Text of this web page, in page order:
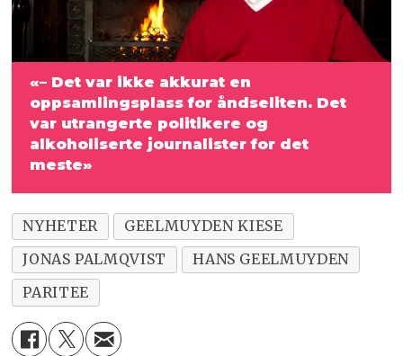
«– Det var ikke akkurat en
oppsamlingsplass for åndseliten. Det
var utrangerte politikere og
alkoholiserte journalister for det
meste»
NYHETER
GEELMUYDEN KIESE
JONAS PALMQVIST
HANS GEELMUYDEN
PARITEE